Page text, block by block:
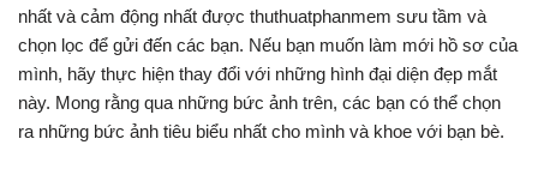
nhất và cảm động nhất được thuthuatphanmem sưu tầm và
chọn lọc để gửi đến các bạn. Nếu bạn muốn làm mới hồ sơ của
mình, hãy thực hiện thay đổi với những hình đại diện đẹp mắt
này. Mong rằng qua những bức ảnh trên, các bạn có thể chọn
ra những bức ảnh tiêu biểu nhất cho mình và khoe với bạn bè.